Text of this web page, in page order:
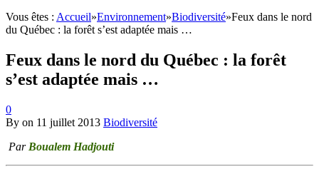
Vous êtes : Accueil»Environnement»Biodiversité»Feux dans le nord
du Québec : la forêt s’est adaptée mais …
Feux dans le nord du Québec : la forêt
s’est adaptée mais …
0
By on 11 juillet 2013 Biodiversité
Par Boualem Hadjouti